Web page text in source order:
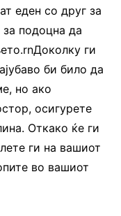
еден со друг за
подоцна да
ги
би било да
но ако
осигурете
Откако ќе ги
ги на вашиот
во вашиот